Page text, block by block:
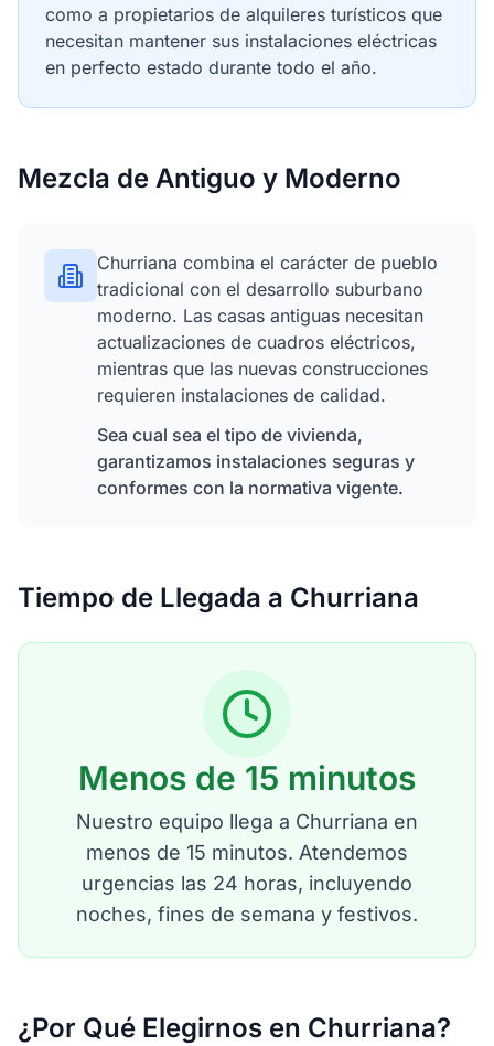
como a propietarios de alquileres turísticos que
necesitan mantener sus instalaciones eléctricas
en perfecto estado durante todo el año.
Mezcla de Antiguo y Moderno
Churriana combina el carácter de pueblo
tradicional con el desarrollo suburbano
moderno. Las casas antiguas necesitan
actualizaciones de cuadros eléctricos,
mientras que las nuevas construcciones
requieren instalaciones de calidad.
Sea cual sea el tipo de vivienda,
garantizamos instalaciones seguras y
conformes con la normativa vigente.
Tiempo de Llegada a Churriana
Menos de 15 minutos
Nuestro equipo llega a Churriana en
menos de 15 minutos. Atendemos
urgencias las 24 horas, incluyendo
noches, fines de semana y festivos.
¿Por Qué Elegirnos en Churriana?